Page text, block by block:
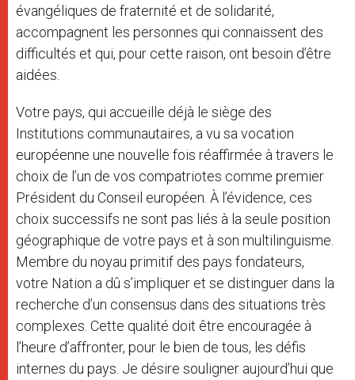
évangéliques de fraternité et de solidarité,
accompagnent les personnes qui connaissent des
difficultés et qui, pour cette raison, ont besoin d’être
aidées.
Votre pays, qui accueille déjà le siège des
Institutions communautaires, a vu sa vocation
européenne une nouvelle fois réaffirmée à travers le
choix de l’un de vos compatriotes comme premier
Président du Conseil européen. À l’évidence, ces
choix successifs ne sont pas liés à la seule position
géographique de votre pays et à son multilinguisme.
Membre du noyau primitif des pays fondateurs,
votre Nation a dû s’impliquer et se distinguer dans la
recherche d’un consensus dans des situations très
complexes. Cette qualité doit être encouragée à
l’heure d’affronter, pour le bien de tous, les défis
internes du pays. Je désire souligner aujourd’hui que